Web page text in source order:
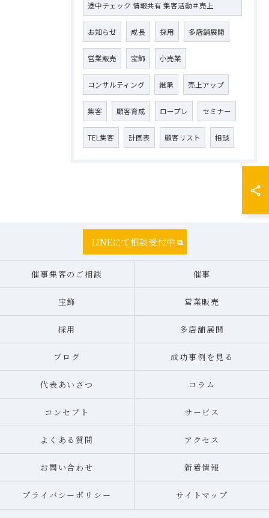
途中チェック 情報共有 集客活動＃売上
お知らせ 成長 採用 多店舗展開
営業販売 宝飾 小売業
コンサルティング 継承 売上アップ
集客 顧客育成 ロープレ セミナー
TEL集客 計画表 顧客リスト 相談
LINEにて相談受付中
催事集客のご相談 催事
宝飾 営業販売
採用 多店舗展開
ブログ 成功事例を見る
代表あいさつ コラム
コンセプト サービス
よくある質問 アクセス
お問い合わせ 新着情報
プライバシーポリシー サイトマップ